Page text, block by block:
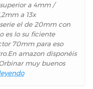
a 4mm /
a 13x
el de 20mm con
es lo su ficiente
70mm para eso
amazon disponéis
muy buenos